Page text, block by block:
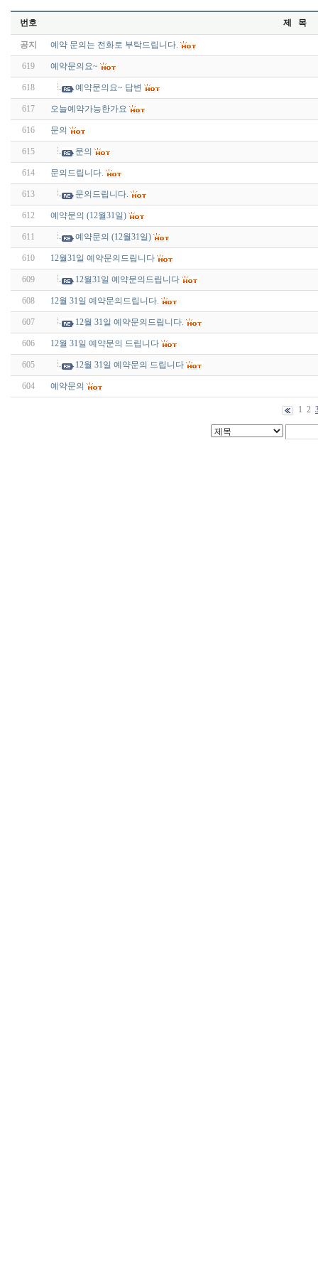
번호 제 목
공지 예약 문의는 전화로 부탁드립니다.
619 예약문의요~
618 예약문의요~ 답변
617 오늘예약가능한가요
616 문의
615 문의
614 문의드립니다.
613 문의드립니다.
612 예약문의 (12월31일)
611 예약문의 (12월31일)
610 12월31일 예약문의드립니다
609 12월31일 예약문의드립니다
608 12월 31일 예약문의드립니다.
607 12월 31일 예약문의드립니다.
606 12월 31일 예약문의 드립니다
605 12월 31일 예약문의 드립니다
604 예약문의
1 2